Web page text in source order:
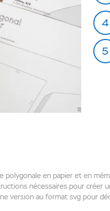
en papier et en
nécessaires pour créer
version au format svg pour